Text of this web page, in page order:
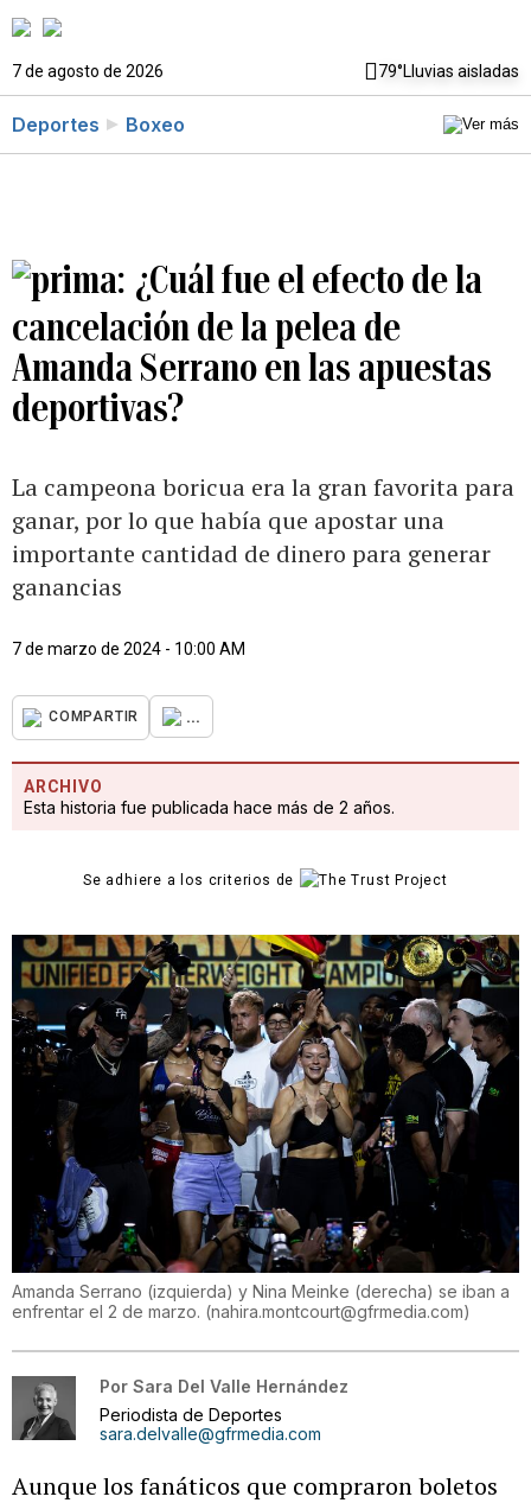
7 de agosto de 2026 79°Lluvias aisladas
Deportes Boxeo
¿Cuál fue el efecto de la
cancelación de la pelea de
Amanda Serrano en las apuestas
deportivas?
La campeona boricua era la gran favorita para
ganar, por lo que había que apostar una
importante cantidad de dinero para generar
ganancias
7 de marzo de 2024 - 10:00 AM
COMPARTIR ...
ARCHIVO
Esta historia fue publicada hace más de 2 años.
Se adhiere a los criterios de
Amanda Serrano (izquierda) y Nina Meinke (derecha) se iban a
enfrentar el 2 de marzo. (nahira.montcourt@gfrmedia.com)
Por Sara Del Valle Hernández
Periodista de Deportes
sara.delvalle@gfrmedia.com
Aunque los fanáticos que compraron boletos